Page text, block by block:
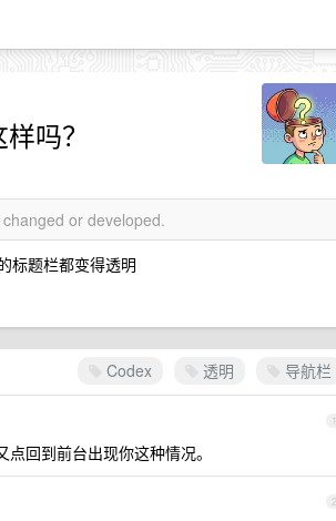
吗？
or developed.
标题栏都变得透明
Codex 透明 导航栏
1
回到前台出现你这种情况。
2